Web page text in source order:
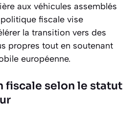
aux véhicules assemblés
fiscale vise
la transition vers des
propres tout en soutenant
européenne.
fiscale selon le statut